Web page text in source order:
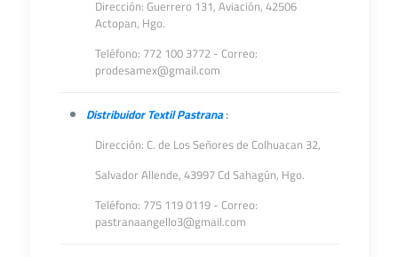
Dirección: Guerrero 131, Aviación, 42506
Actopan, Hgo.
Teléfono: 772 100 3772 - Correo:
prodesamex@gmail.com
Distribuidor Textil Pastrana:
Dirección: C. de Los Señores de Colhuacan 32,
Salvador Allende, 43997 Cd Sahagún, Hgo.
Teléfono: 775 119 0119 - Correo:
pastranaangello3@gmail.com